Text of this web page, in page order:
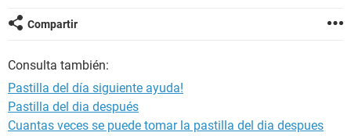
Compartir
Consulta también:
Pastilla del día siguiente ayuda!
Pastilla del dia después
Cuantas veces se puede tomar la pastilla del dia despues